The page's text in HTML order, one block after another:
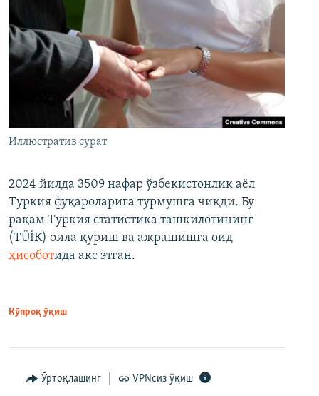
Иллюстратив сурат
2024 йилда 3509 нафар ўзбекистонлик аёл
Туркия фуқароларига турмушга чиқди. Бу
рақам Туркия статистика ташкилотининг
(ТÜİК) оила қуриш ва ажрашишга оид
ҳисоботида акс этган.
Кўпроқ ўқиш
Ўртоқлашинг VPNсиз ўқиш